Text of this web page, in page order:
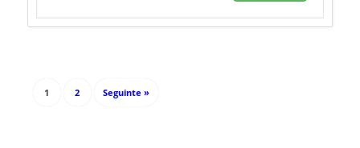
1 2 Seguinte »